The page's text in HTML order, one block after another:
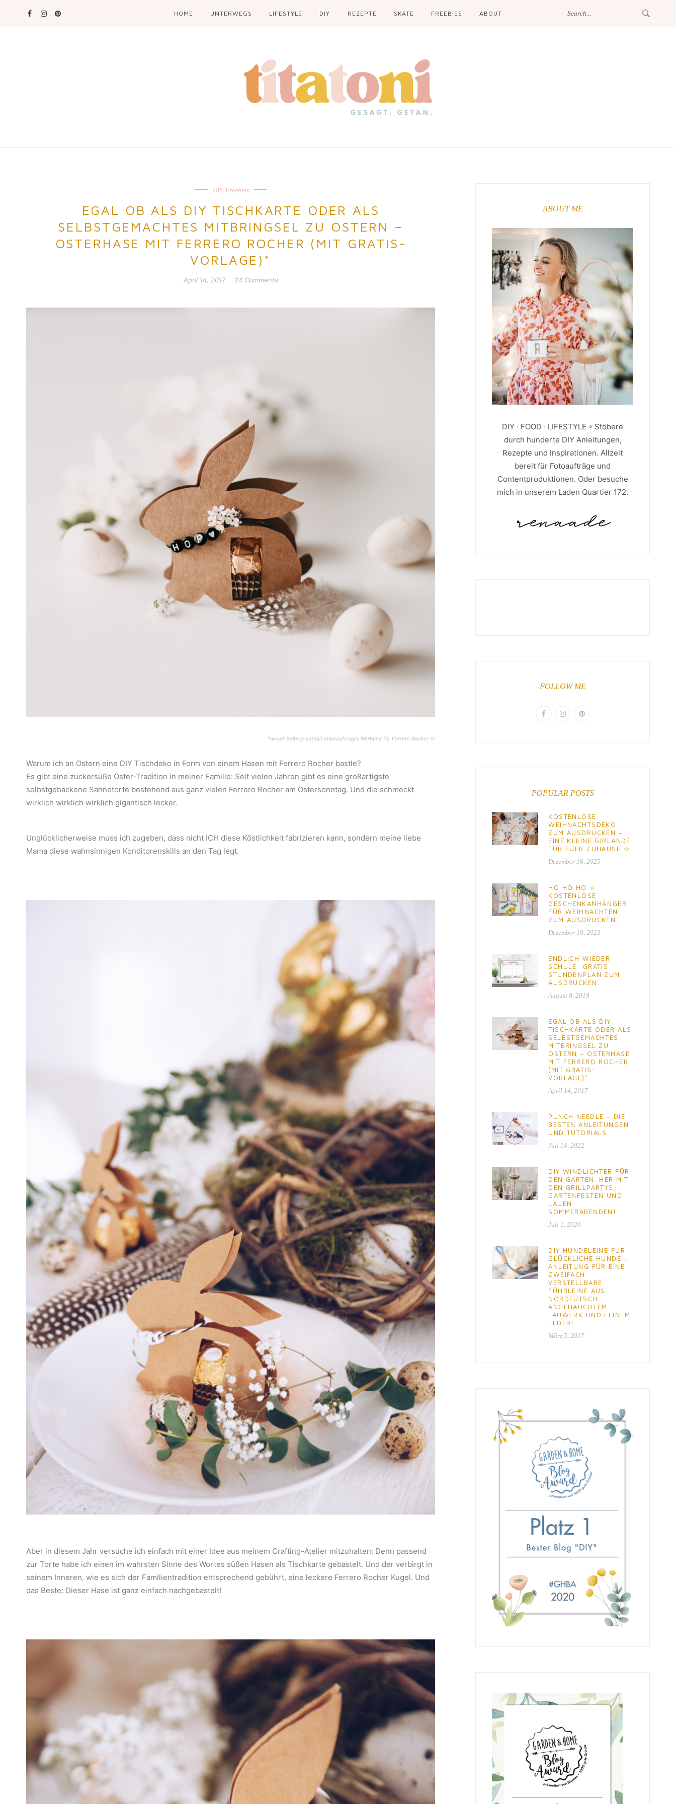
HOME UNTERWEGS LIFESTYLE DIY REZEPTE SKATE FREEBIES ABOUT
DIY, Freebies
EGAL OB ALS DIY TISCHKARTE ODER ALS
SELBSTGEMACHTES MITBRINGSEL ZU OSTERN –
OSTERHASE MIT FERRERO ROCHER (MIT GRATIS-
VORLAGE)*
April 14, 2017 24 Comments
*dieser Beitrag enthält unbeauftragte Werbung für Ferrero Rocher ♡
Warum ich an Ostern eine DIY Tischdeko in Form von einem Hasen mit Ferrero Rocher bastle?
Es gibt eine zuckersüße Oster-Tradition in meiner Familie: Seit vielen Jahren gibt es eine großartigste
selbstgebackene Sahnetorte bestehend aus ganz vielen Ferrero Rocher am Ostersonntag. Und die schmeckt
wirklich wirklich wirklich gigantisch lecker.
Unglücklicherweise muss ich zugeben, dass nicht ICH diese Köstlichkeit fabrizieren kann, sondern meine liebe
Mama diese wahnsinnigen Konditorenskills an den Tag legt.
Aber in diesem Jahr versuche ich einfach mit einer Idee aus meinem Crafting-Atelier mitzuhalten: Denn passend
zur Torte habe ich einen im wahrsten Sinne des Wortes süßen Hasen als Tischkarte gebastelt. Und der verbirgt in
seinem Inneren, wie es sich der Familientradition entsprechend gebührt, eine leckere Ferrero Rocher Kugel. Und
das Beste: Dieser Hase ist ganz einfach nachgebastelt!
ABOUT ME
DIY · FOOD · LIFESTYLE ◦ Stöbere
durch hunderte DIY Anleitungen,
Rezepte und Inspirationen. Allzeit
bereit für Fotoaufträge und
Contentproduktionen. Oder besuche
mich in unserem Laden Quartier 172.
FOLLOW ME
POPULAR POSTS
KOSTENLOSE
WEIHNACHTSDEKO
ZUM AUSDRUCKEN –
EINE KLEINE GIRLANDE
FÜR EUER ZUHAUSE ☆
Dezember 16, 2025
HO HO HO ☆
KOSTENLOSE
GESCHENKANHÄNGER
FÜR WEIHNACHTEN
ZUM AUSDRUCKEN.
Dezember 10, 2023
ENDLICH WIEDER
SCHULE: GRATIS
STUNDENPLAN ZUM
AUSDRUCKEN.
August 8, 2019
EGAL OB ALS DIY
TISCHKARTE ODER ALS
SELBSTGEMACHTES
MITBRINGSEL ZU
OSTERN – OSTERHASE
MIT FERRERO ROCHER
(MIT GRATIS-
VORLAGE)*
April 14, 2017
PUNCH NEEDLE – DIE
BESTEN ANLEITUNGEN
UND TUTORIALS
Juli 14, 2022
DIY WINDLICHTER FÜR
DEN GARTEN. HER MIT
DEN GRILLPARTYS,
GARTENFESTEN UND
LAUEN
SOMMERABENDEN!
Juli 1, 2020
DIY HUNDELEINE FÜR
GLÜCKLICHE HUNDE –
ANLEITUNG FÜR EINE
ZWEIFACH
VERSTELLBARE
FÜHRLEINE AUS
NORDEUTSCH
ANGEHAUCHTEM
TAUWERK UND FEINEM
LEDER!
März 5, 2017